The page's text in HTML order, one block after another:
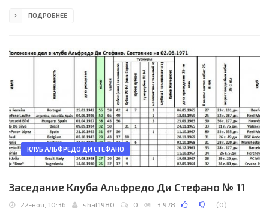
сезона – обилие оформивших прописку в клубе игроков.
венгр Ференц Бене. Первый выступал за Гурник, второй за
клуб Уйпешт Дожа, оба в то время в Европе преуспевали и,
ПОДРОБНЕЕ
КЛУБ АЛЬФРЕДО ДИ СТЕФАНО
Заседание Клуба Альфредо Ди Стефано № 11
22-ноя, 10:36 shat1980 0 3 978 (0)